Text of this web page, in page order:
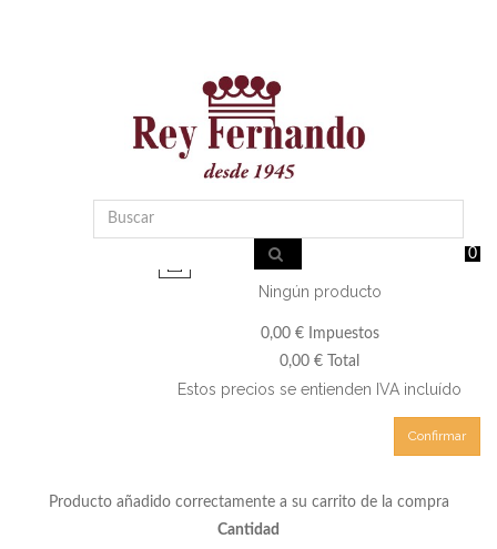
0
Ningún producto
0,00 €
Impuestos
0,00 €
Total
Estos precios se entienden IVA incluído
Confirmar
Producto añadido correctamente a su carrito de la compra
Cantidad